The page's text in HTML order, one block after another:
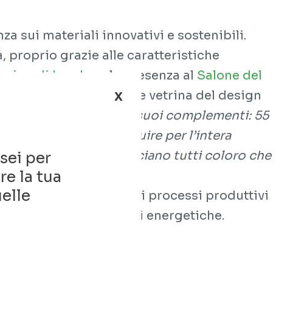
per
la tua
x
sui materiali innovativi e sostenibili.
proprio grazie alle caratteristiche
di Londra e la presenza al Salone del
, e con l'importante vetrina del design
di mobili e dei suoi complementi: 55
di Aprile per proseguire per l’intera
incontrano e si incrociano tutti coloro che
ai materiali e ai processi produttivi
e ad alte prestazioni energetiche.